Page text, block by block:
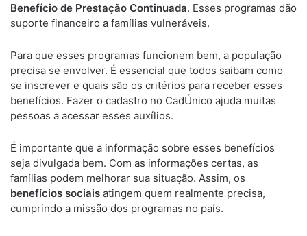
Benefício de Prestação Continuada. Esses programas dão
suporte financeiro a famílias vulneráveis.
Para que esses programas funcionem bem, a população
precisa se envolver. É essencial que todos saibam como
se inscrever e quais são os critérios para receber esses
benefícios. Fazer o cadastro no CadÚnico ajuda muitas
pessoas a acessar esses auxílios.
É importante que a informação sobre esses benefícios
seja divulgada bem. Com as informações certas, as
famílias podem melhorar sua situação. Assim, os
benefícios sociais atingem quem realmente precisa,
cumprindo a missão dos programas no país.